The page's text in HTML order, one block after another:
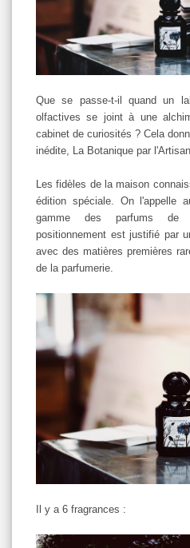
Que se passe-t-il quand un
olfactives se joint à une
cabinet de curiosités ? Cela
inédite, La Botanique par
Les fidèles de la maison
édition spéciale. On l'appelle
gamme des parfums de
positionnement est justifié par
avec des matières premières
de la parfumerie.
Il y a 6 fragrances :